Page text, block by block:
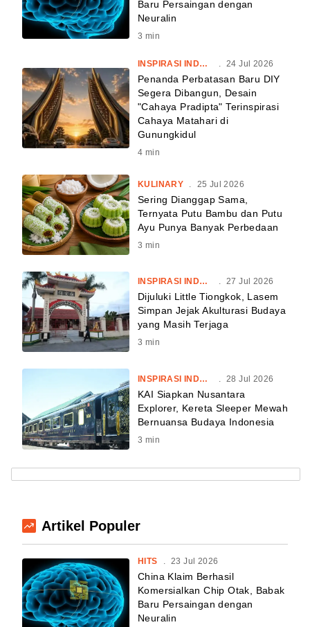
Baru Persaingan dengan
Neuralin
3 min
INSPIRASI INDONESIA . 24 Jul 2026
Penanda Perbatasan Baru DIY
Segera Dibangun, Desain
"Cahaya Pradipta" Terinspirasi
Cahaya Matahari di
Gunungkidul
4 min
KULINARY . 25 Jul 2026
Sering Dianggap Sama,
Ternyata Putu Bambu dan Putu
Ayu Punya Banyak Perbedaan
3 min
INSPIRASI INDONESIA . 27 Jul 2026
Dijuluki Little Tiongkok, Lasem
Simpan Jejak Akulturasi Budaya
yang Masih Terjaga
3 min
INSPIRASI INDONESIA 28 Jul 2026
KAI Siapkan Nusantara
Explorer, Kereta Sleeper Mewah
Bernuansa Budaya Indonesia
3 min
Artikel Populer
HITS 23 Jul 2026
China Klaim Berhasil
Komersialkan Chip Otak, Babak
Baru Persaingan dengan
Neuralin